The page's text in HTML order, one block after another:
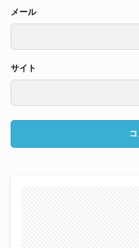
メール
サイト